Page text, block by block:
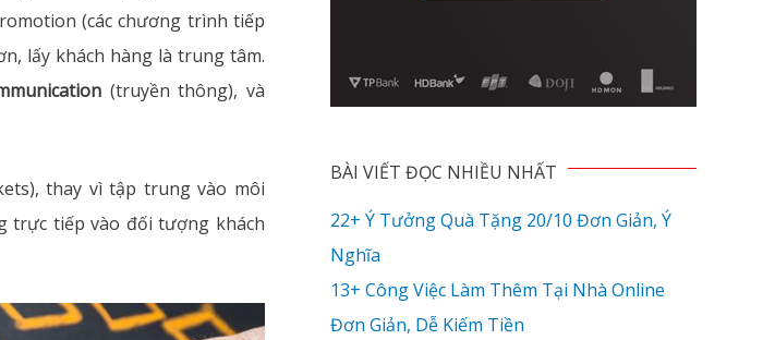
(các chương trình tiếp
lấy khách hàng là trung tâm.
(truyền thông), và
thay vì tập trung vào môi
tiếp vào đối tượng khách
BÀI VIẾT ĐỌC NHIỀU NHẤT
22+ Ý Tưởng Quà Tặng 20/10 Đơn Giản, Ý
Nghĩa
13+ Công Việc Làm Thêm Tại Nhà Online
Đơn Giản, Dễ Kiếm Tiền